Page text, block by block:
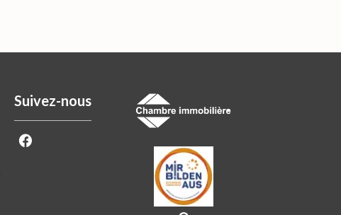
Suivez-nous